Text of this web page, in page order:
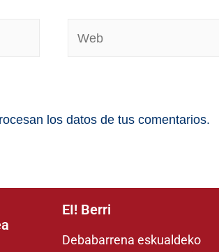
los datos de tus comentarios.
EI! Berri
Debabarrena eskualdeko